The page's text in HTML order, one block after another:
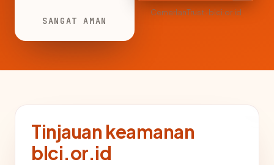
SANGAT AMAN
CemerlanTrust · blci.or.id
Tinjauan keamanan
blci.or.id